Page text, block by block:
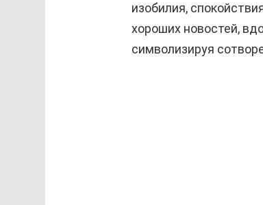
изобилия,
хороших новостей,
символизируя